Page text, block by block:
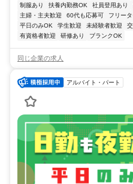
制服あり 扶養内勤務OK 社員登用あり
主婦・主夫歓迎
60代も応募可 フリー
平日のみOK
学生歓迎 未経験者歓迎
有資格者歓迎
研修あり ブランクOK
同じ企業の求人
アルバイト・パート